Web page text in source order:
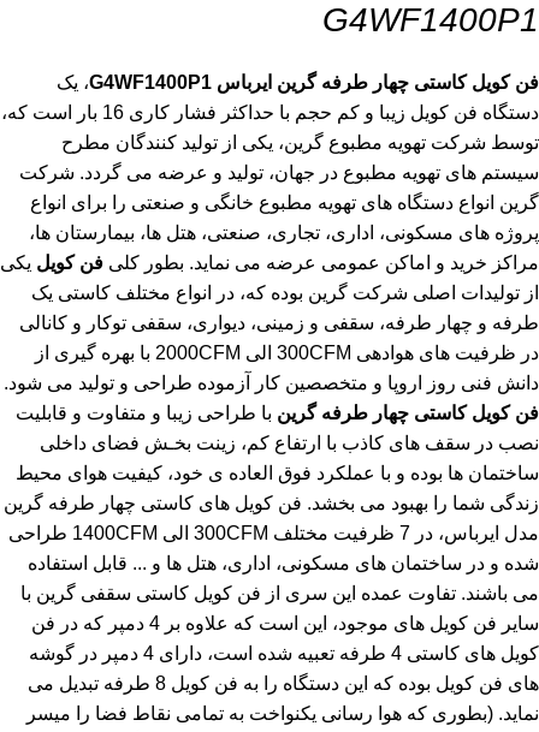
G4WF1400P1
فن کویل کاستی چهار طرفه گرین ایرباس G4WF1400P1
، یک
دستگاه فن کویل زیبا و کم حجم با حداکثر فشار کاری 16 بار است که،
توسط شرکت تهویه مطبوع گرین، یکی از تولید کنندگان مطرح
سیستم های تهویه مطبوع در جهان، تولید و عرضه می گردد. شرکت
گرین انواع دستگاه های تهویه مطبوع خانگی و صنعتی را برای انواع
پروژه های مسکونی، اداری، تجاری، صنعتی، هتل ها، بیمارستان ها،
مراکز خرید و اماکن عمومی عرضه می نماید. بطور کلی فن کویل یکی
از تولیدات اصلی شرکت گرین بوده که، در انواع مختلف کاستی یک
طرفه و چهار طرفه، سقفی و زمینی، دیواری، سقفی توکار و کانالی
در ظرفیت های هوادهی 300CFM الی 2000CFM با بهره گیری از
دانش فنی روز اروپا و متخصصین کار آزموده طراحی و تولید می شود.
فن کویل کاستی چهار طرفه گرین با طراحی زیبا و متفاوت و قابلیت
نصب در سقف های کاذب با ارتفاع کم، زینت بخـش فضای داخلی
ساختمان ها بوده و با عملکرد فوق العاده ی خود، کیفیت هوای محیط
زندگی شما را بهبود می بخشد. فن کویل های کاستی چهار طرفه گرین
مدل ایرباس، در 7 ظرفیت مختلف 300CFM الی 1400CFM طراحی
شده و در ساختمان های مسکونی، اداری، هتل ها و ... قابل استفاده
می باشند. تفاوت عمده این سری از فن کویل کاستی سقفی گرین با
سایر فن کویل های موجود، این است که علاوه بر 4 دمپر که در فن
کویل های کاستی 4 طرفه تعبیه شده است، دارای 4 دمپر در گوشه
های فن کویل بوده که این دستگاه را به فن کویل 8 طرفه تبدیل می
نماید. (بطوری که هوا رسانی یکنواخت به تمامی نقاط فضا را میسر